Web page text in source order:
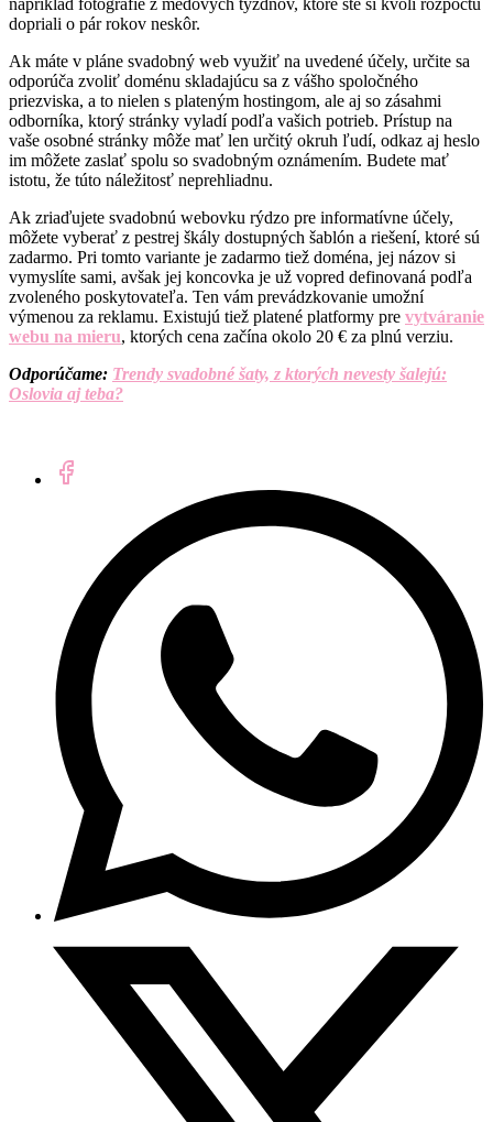
napríklad fotografie z medových týždňov, ktoré ste si kvôli rozpočtu
dopriali o pár rokov neskôr.
Ak máte v pláne svadobný web využiť na uvedené účely, určite sa
odporúča zvoliť doménu skladajúcu sa z vášho spoločného
priezviska, a to nielen s plateným hostingom, ale aj so zásahmi
odborníka, ktorý stránky vyladí podľa vašich potrieb. Prístup na
vaše osobné stránky môže mať len určitý okruh ľudí, odkaz aj heslo
im môžete zaslať spolu so svadobným oznámením. Budete mať
istotu, že túto náležitosť neprehliadnu.
Ak zriaďujete svadobnú webovku rýdzo pre informatívne účely,
môžete vyberať z pestrej škály dostupných šablón a riešení, ktoré sú
zadarmo. Pri tomto variante je zadarmo tiež doména, jej názov si
vymyslíte sami, avšak jej koncovka je už vopred definovaná podľa
zvoleného poskytovateľa. Ten vám prevádzkovanie umožní
výmenou za reklamu. Existujú tiež platené platformy pre vytváranie
webu na mieru, ktorých cena začína okolo 20 € za plnú verziu.
Odporúčame: Trendy svadobné šaty, z ktorých nevesty šalejú:
Oslovia aj teba?